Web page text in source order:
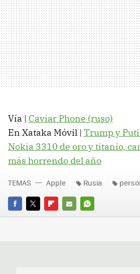
Vía | Caviar Phone (ruso)
En Xataka Móvil | Trump y
Nokia 3310 de oro y titanio,
más horrendo del año
FACEBOOK
TWITTERFLIPBOARD
E-
WHATSAPP
TEMAS Apple Rusia